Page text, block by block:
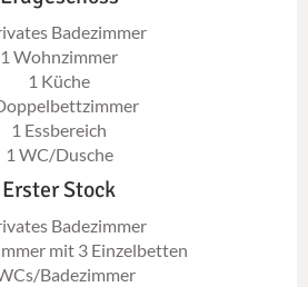
Badezimmer
1 Wohnzimmer
1 Küche
1 Essbereich
1 WC/Dusche
Erster Stock
Badezimmer
mit 3 Einzelbetten
Badezimmer